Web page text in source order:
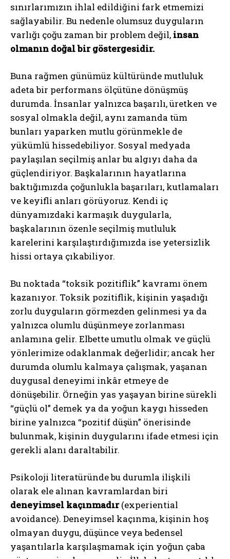
sınırlarımızın ihlal edildiğini fark etmemizi
sağlayabilir. Bu nedenle olumsuz duyguların
varlığı çoğu zaman bir problem değil, insan
olmanın doğal bir göstergesidir.
Buna rağmen günümüz kültüründe mutluluk
adeta bir performans ölçütüne dönüşmüş
durumda. İnsanlar yalnızca başarılı, üretken ve
sosyal olmakla değil, aynı zamanda tüm
bunları yaparken mutlu görünmekle de
yükümlü hissedebiliyor. Sosyal medyada
paylaşılan seçilmiş anlar bu algıyı daha da
güçlendiriyor. Başkalarının hayatlarına
baktığımızda çoğunlukla başarıları, kutlamaları
ve keyifli anları görüyoruz. Kendi iç
dünyamızdaki karmaşık duygularla,
başkalarının özenle seçilmiş mutluluk
karelerini karşılaştırdığımızda ise yetersizlik
hissi ortaya çıkabiliyor.
Bu noktada “toksik pozitiflik” kavramı önem
kazanıyor. Toksik pozitiflik, kişinin yaşadığı
zorlu duyguların görmezden gelinmesi ya da
yalnızca olumlu düşünmeye zorlanması
anlamına gelir. Elbette umutlu olmak ve güçlü
yönlerimize odaklanmak değerlidir; ancak her
durumda olumlu kalmaya çalışmak, yaşanan
duygusal deneyimi inkâr etmeye de
dönüşebilir. Örneğin yas yaşayan birine sürekli
“güçlü ol” demek ya da yoğun kaygı hisseden
birine yalnızca “pozitif düşün” önerisinde
bulunmak, kişinin duygularını ifade etmesi için
gerekli alanı daraltabilir.
Psikoloji literatüründe bu durumla ilişkili
olarak ele alınan kavramlardan biri
deneyimsel kaçınmadır(experiential
avoidance). Deneyimsel kaçınma, kişinin hoş
olmayan duygu, düşünce veya bedensel
yaşantılarla karşılaşmamak için yoğun çaba